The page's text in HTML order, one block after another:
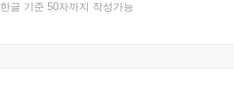
한글 기준 50자까지 작성가능